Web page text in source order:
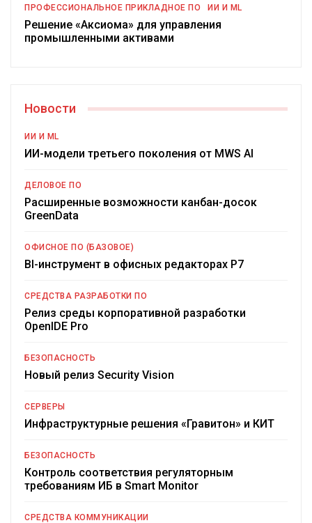
ПРОФЕССИОНАЛЬНОЕ ПРИКЛАДНОЕ ПО ИИ И ML
Решение «Аксиома» для управления
промышленными активами
Новости
ИИ И ML
ИИ-модели третьего поколения от MWS AI
ДЕЛОВОЕ ПО
Расширенные возможности канбан-досок
GreenData
ОФИСНОЕ ПО (БАЗОВОЕ)
BI-инструмент в офисных редакторах Р7
СРЕДСТВА РАЗРАБОТКИ ПО
Релиз среды корпоративной разработки
OpenIDE Pro
БЕЗОПАСНОСТЬ
Новый релиз Security Vision
СЕРВЕРЫ
Инфраструктурные решения «Гравитон» и КИТ
БЕЗОПАСНОСТЬ
Контроль соответствия регуляторным
требованиям ИБ в Smart Monitor
СРЕДСТВА КОММУНИКАЦИИ